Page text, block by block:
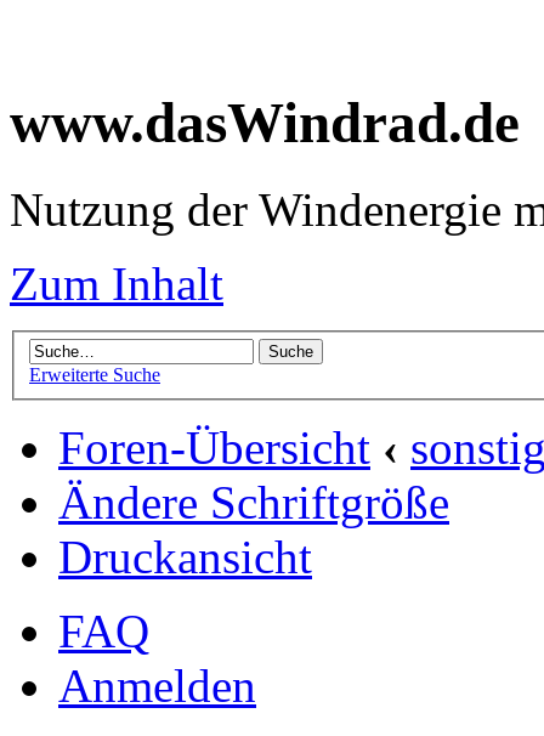
www.dasWindrad.de
Nutzung der Windenergie
Zum Inhalt
Erweiterte Suche
Foren-Übersicht ‹
Ändere Schriftgröße
Druckansicht
FAQ
Anmelden